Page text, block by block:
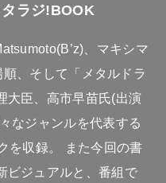
ラジ!BOOK
、マキシマ
、そして「メタルドラ
大臣、高市早苗氏(出演
なジャンルを代表する
を収録。 また今回の書
ビジュアルと、番組で